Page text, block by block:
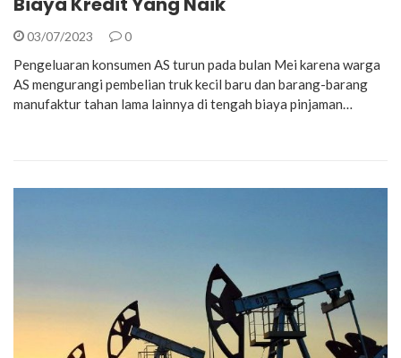
03/07/2023 0
Pengeluaran konsumen AS turun pada bulan Mei karena warga
AS mengurangi pembelian truk kecil baru dan barang-barang
manufaktur tahan lama lainnya di tengah biaya pinjaman…